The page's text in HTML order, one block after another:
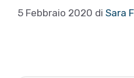
5 Febbraio 2020 di Sara